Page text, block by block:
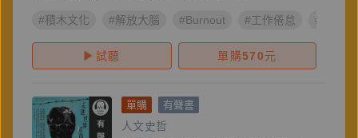
#積木文化 #解放大腦 #Burnout #工作倦怠 #艾珂・
試聽 單購570元
單購 有聲書
人文史哲